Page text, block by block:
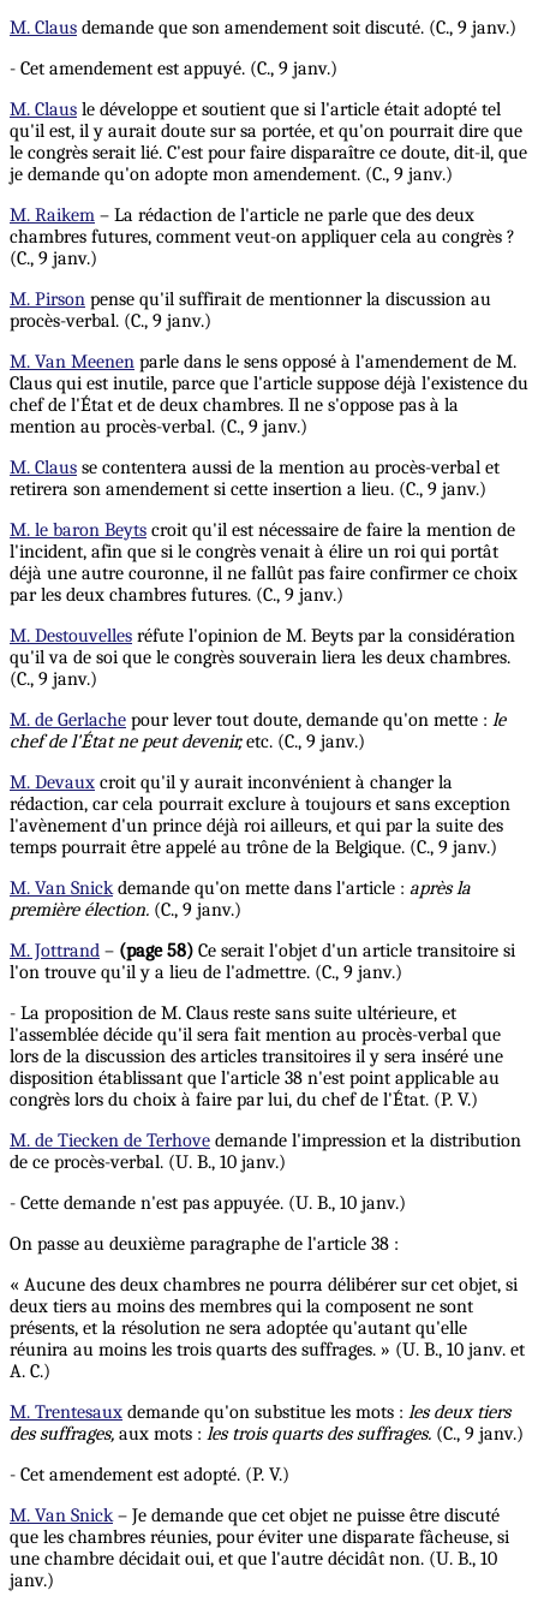
M. Claus demande que son amendement soit discuté. (C., 9 janv.)
- Cet amendement est appuyé. (C., 9 janv.)
M. Claus le développe et soutient que si l'article était adopté tel
qu'il est, il y aurait doute sur sa portée, et qu'on pourrait dire que
le congrès serait lié. C'est pour faire disparaître ce doute, dit-il, que
je demande qu'on adopte mon amendement. (C., 9 janv.)
M. Raikem – La rédaction de l'article ne parle que des deux
chambres futures, comment veut-on appliquer cela au congrès ?
(C., 9 janv.)
M. Pirson pense qu'il suffirait de mentionner la discussion au
procès-verbal. (C., 9 janv.)
M. Van Meenen parle dans le sens opposé à l'amendement de M.
Claus qui est inutile, parce que l'article suppose déjà l'existence du
chef de l'État et de deux chambres. Il ne s'oppose pas à la
mention au procès-verbal. (C., 9 janv.)
M. Claus se contentera aussi de la mention au procès-verbal et
retirera son amendement si cette insertion a lieu. (C., 9 janv.)
M. le baron Beyts croit qu'il est nécessaire de faire la mention de
l'incident, afin que si le congrès venait à élire un roi qui portât
déjà une autre couronne, il ne fallût pas faire confirmer ce choix
par les deux chambres futures. (C., 9 janv.)
M. Destouvelles réfute l'opinion de M. Beyts par la considération
qu'il va de soi que le congrès souverain liera les deux chambres.
(C., 9 janv.)
M. de Gerlache pour lever tout doute, demande qu'on mette : le
chef de l'État ne peut devenir,etc. (C., 9 janv.)
M. Devaux croit qu'il y aurait inconvénient à changer la
rédaction, car cela pourrait exclure à toujours et sans exception
l'avènement d'un prince déjà roi ailleurs, et qui par la suite des
temps pourrait être appelé au trône de la Belgique. (C., 9 janv.)
M. Van Snickdemande qu'on mette dans l'article : après la
première élection. (C., 9 janv.)
M. Jottrand – (page 58) Ce serait l'objet d'un article transitoire si
l'on trouve qu'il y a lieu de l'admettre. (C., 9 janv.)
- La proposition de M. Claus reste sans suite ultérieure, et
l'assemblée décide qu'il sera fait mention au procès-verbal que
lors de la discussion des articles transitoires il y sera inséré une
disposition établissant que l'article 38 n'est point applicable au
congrès lors du choix à faire par lui, du chef de l'État. (P. V.)
M. de Tiecken de Terhove demande l'impression et la distribution
de ce procès-verbal. (U. B., 10 janv.)
- Cette demande n'est pas appuyée. (U. B., 10 janv.)
On passe au deuxième paragraphe de l'article 38 :
« Aucune des deux chambres ne pourra délibérer sur cet objet, si
deux tiers au moins des membres qui la composent ne sont
présents, et la résolution ne sera adoptée qu'autant qu'elle
réunira au moins les trois quarts des suffrages. » (U. B., 10 janv. et
A. C.)
M. Trentesaux demande qu'on substitue les mots : les deux tiers
des suffrages, aux mots : les trois quarts des suffrages. (C., 9 janv.)
- Cet amendement est adopté. (P. V.)
M. Van Snick– Je demande que cet objet ne puisse être discuté
que les chambres réunies, pour éviter une disparate fâcheuse, si
une chambre décidait oui, et que l'autre décidât non. (U. B., 10
janv.)